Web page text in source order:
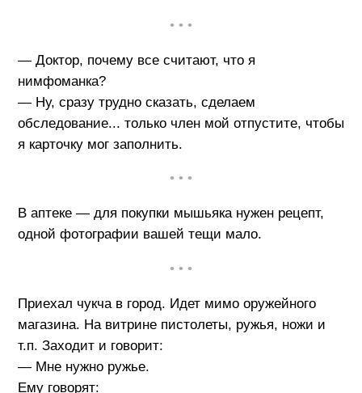
• • •
— Доктор, почему все считают, что я
нимфоманка?
— Ну, сразу трудно сказать, сделаем
обследование... только член мой отпустите, чтобы
я карточку мог заполнить.
• • •
В аптеке — для покупки мышьяка нужен рецепт,
одной фотографии вашей тещи мало.
• • •
Приехал чукча в город. Идет мимо оружейного
магазина. На витрине пистолеты, ружья, ножи и
т.п. Заходит и говорит:
— Мне нужно ружье.
Ему говорят: